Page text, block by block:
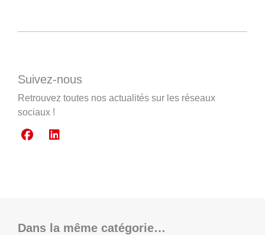
Suivez-nous
Retrouvez toutes nos actualités sur les réseaux
sociaux !
Dans la même catégorie…